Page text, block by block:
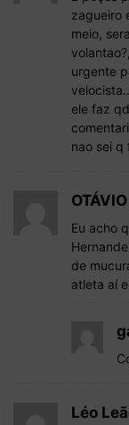
zagueiro
meio,
urgente
ele faz
nao sei q
OTÁVIO
Eu acho
de
atleta aí
Léo